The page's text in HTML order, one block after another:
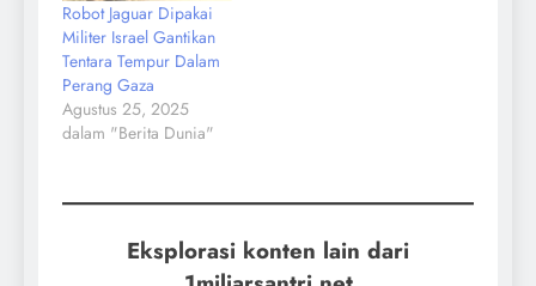
Robot Jaguar Dipakai
Militer Israel Gantikan
Tentara Tempur Dalam
Perang Gaza
Agustus 25, 2025
dalam "Berita Dunia"
Eksplorasi konten lain dari